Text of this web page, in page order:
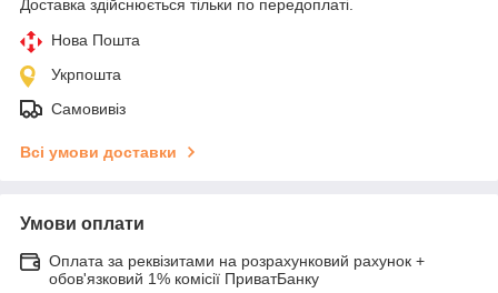
Доставка здійснюється тільки по передоплаті.
Нова Пошта
Укрпошта
Самовивіз
Всі умови доставки
Умови оплати
Оплата за реквізитами на розрахунковий рахунок +
обов'язковий 1% комісії ПриватБанку